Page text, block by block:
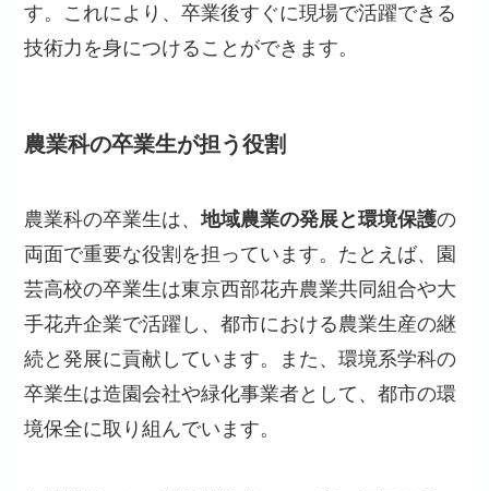
す。これにより、卒業後すぐに現場で活躍できる
技術力を身につけることができます。
農業科の卒業生が担う役割
農業科の卒業生は、地域農業の発展と環境保護の
両面で重要な役割を担っています。たとえば、園
芸高校の卒業生は東京西部花卉農業共同組合や大
手花卉企業で活躍し、都市における農業生産の継
続と発展に貢献しています。また、環境系学科の
卒業生は造園会社や緑化事業者として、都市の環
境保全に取り組んでいます。